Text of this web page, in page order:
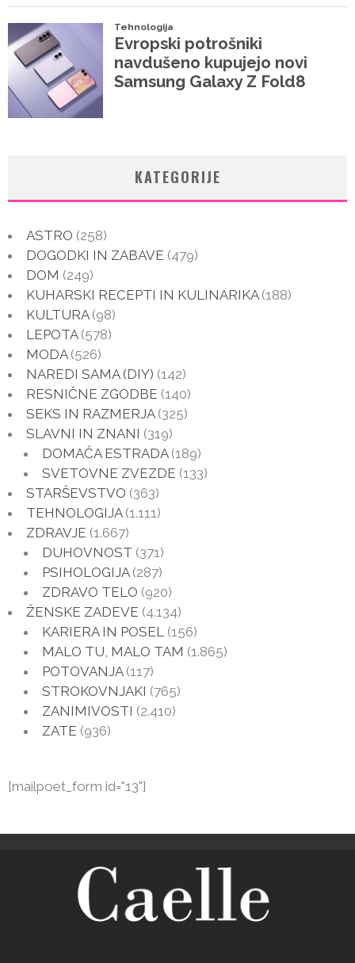
KATEGORIJE
ASTRO (258)
DOGODKI IN ZABAVE (479)
DOM (249)
KUHARSKI RECEPTI IN KULINARIKA(188)
KULTURA(98)
LEPOTA(578)
MODA(526)
NAREDI SAMA (DIY) (142)
RESNIČNE ZGODBE (140)
SEKS IN RAZMERJA(325)
SLAVNI IN ZNANI (319)
DOMAČA ESTRADA(189)
SVETOVNE ZVEZDE (133)
STARŠEVSTVO (363)
TEHNOLOGIJA(1.111)
ZDRAVJE (1.667)
DUHOVNOST (371)
PSIHOLOGIJA(287)
ZDRAVO TELO (920)
ŽENSKE ZADEVE (4.134)
KARIERA IN POSEL (156)
MALO TU, MALO TAM (1.865)
POTOVANJA(117)
STROKOVNJAKI (765)
ZANIMIVOSTI (2.410)
ZATE (936)
[mailpoet_form id="13"]